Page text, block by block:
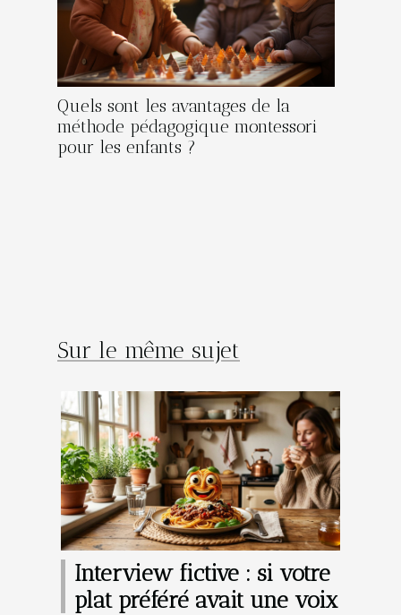
Quels sont les avantages de la
méthode pédagogique montessori
pour les enfants ?
Sur le même sujet
Interview fictive : si votre
plat préféré avait une voix